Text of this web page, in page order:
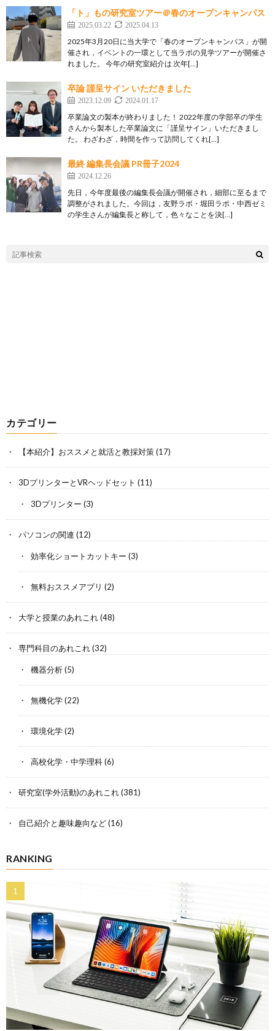
「ト」もの研究室ツアー＠春のオープンキャンパス
2025.03.22 2025.04.13
2025年3月20日に当大学で「春のオープンキャンパス」が開
催され，イベントの一環として当ラボの見学ツアーが開催さ
れました。 今年の研究室紹介は 次年[…]
卒論 謹呈サイン いただきました
2023.12.09 2024.01.17
卒業論文の製本が終わりました！ 2022年度の学部卒の学生
さんから製本した卒業論文に「謹呈サイン」いただきまし
た。 わざわざ，時間を作って訪問してくれ[…]
最終 編集長会議 PR冊子2024
2024.12.26
先日，今年度最後の編集長会議が開催され，細部に至るまで
調整がされました。今回は，友野ラボ・堀田ラボ・中西ゼミ
の学生さんが編集長と称して，色々なことを決[…]
カテゴリー
【本紹介】おススメと就活と教採対策(17)
3DプリンターとVRヘッドセット (11)
3Dプリンター (3)
パソコンの関連 (12)
効率化ショートカットキー (3)
無料おススメアプリ (2)
大学と授業のあれこれ(48)
専門科目のあれこれ(32)
機器分析(5)
無機化学(22)
環境化学(2)
高校化学・中学理科(6)
研究室(学外活動)のあれこれ(381)
自己紹介と趣味趣向など(16)
RANKING